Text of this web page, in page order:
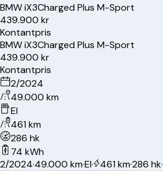
BMWiX3Charged Plus M-Sport
439.900 kr
Kontantpris
BMWiX3Charged Plus M-Sport
439.900 kr
Kontantpris
2/2024
49.000 km
El
461 km
286 hk
74 kWh
2/2024·49.000 km·El· 461 km·286 hk·